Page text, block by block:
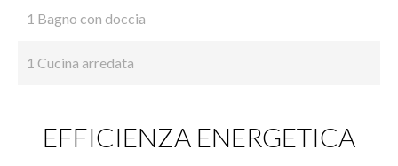
1 Bagno con doccia
1 Cucina arredata
EFFICIENZA ENERGETICA